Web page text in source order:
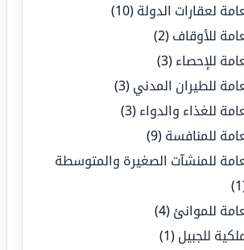
لعقارات الدولة (10)
للأوقاف (2)
للإحصاء (3)
للطيران المدني (3)
للغذاء والدواء (3)
للمنافسة (9)
للمنشآت الصغيرة والمتوسطة
للموانئ (4)
للجبيل (1)